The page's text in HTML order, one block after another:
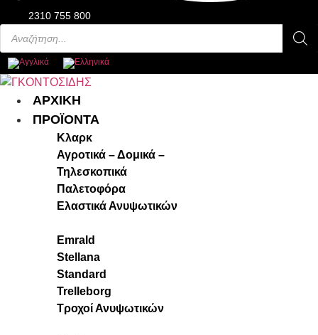
2310 755 800
Products
search
ΑΡΧΙΚΗ
ΠΡΟΪΟΝΤΑ
Κλαρκ
Αγροτικά – Δομικά –
Τηλεσκοπικά
Παλετοφόρα
Ελαστικά Ανυψωτικών
Emrald
Stellana
Standard
Trelleborg
Τροχοί Ανυψωτικών